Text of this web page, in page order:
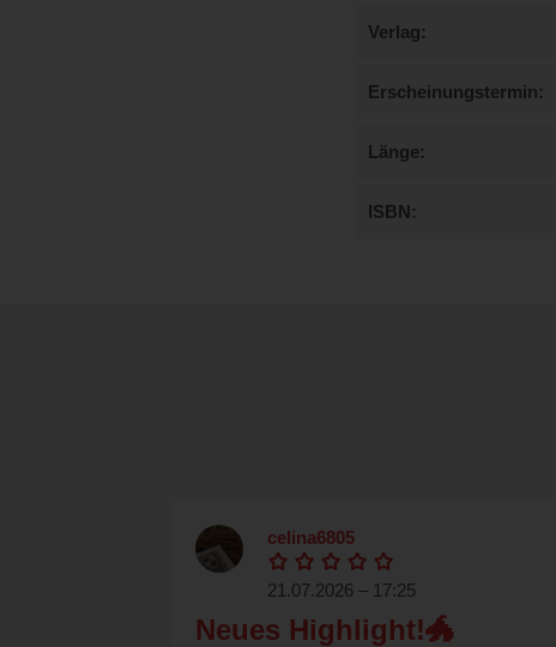
Verlag
Erscheinungstermin
Länge
ISBN
celina6805
21.07.2026 – 17:25
Neues Highlight!🐲